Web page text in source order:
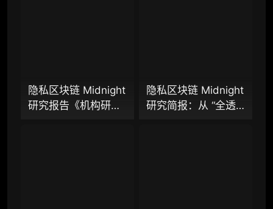
资产）​
定制化研究服务（1次，课题/选题经审核通过
博弈
隐私区块链 Midnight
研究报告《机构研究
隐私区块链 Midnight
研究简报：从 “全透